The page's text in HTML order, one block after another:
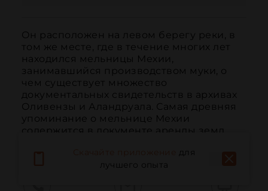
Он расположен на левом берегу реки, в
том же месте, где в течение многих лет
находился мельницы Мехии,
занимавшийся производством муки, о
чем существует множество
документальных свидетельств в архивах
Оливензы и Аландруала. Самая древняя
упоминание о мельнице Мехии
содержится в документе аренды земл...
для
лучшего опыта